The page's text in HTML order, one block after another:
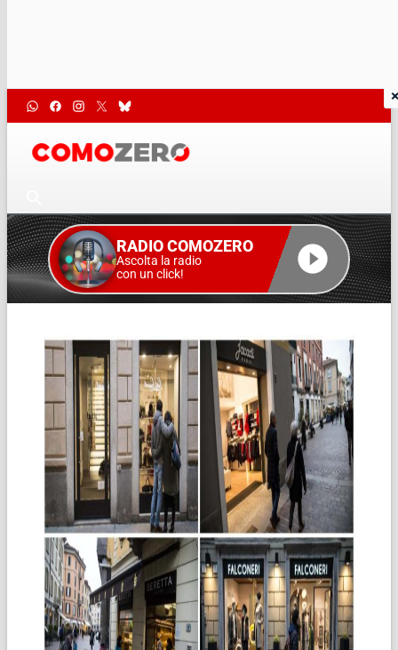
RADIO COMOZERO
Ascolta la radio
con un click!